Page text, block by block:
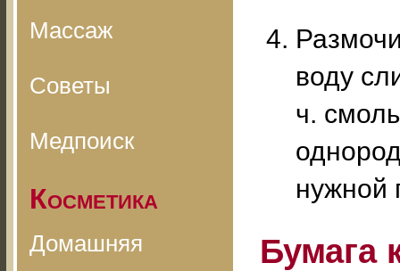
Массаж
Советы
Медпоиск
Косметика
Домашняя
воду
ч.
нужной
Бумага